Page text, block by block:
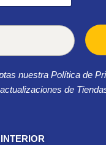
nuestra Política de
de